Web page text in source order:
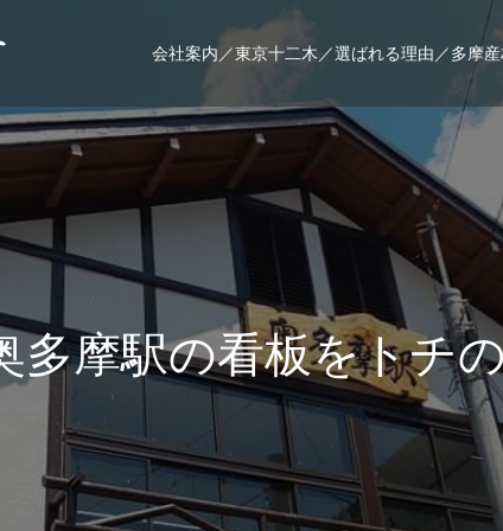
会社案内／東京十二木／選ばれる理由／多摩
摩駅の看板をトチの木